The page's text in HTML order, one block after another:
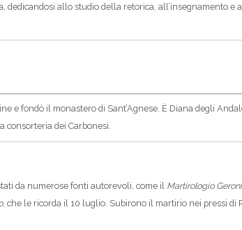
allo studio della retorica, all’insegnamento e
e fondò il monastero di Sant’Agnese. È Diana degli
dei Carbonesi.
da numerose fonti autorevoli, come il Martirologio
, che le ricorda il 10 luglio. Subirono il martirio nei pressi di